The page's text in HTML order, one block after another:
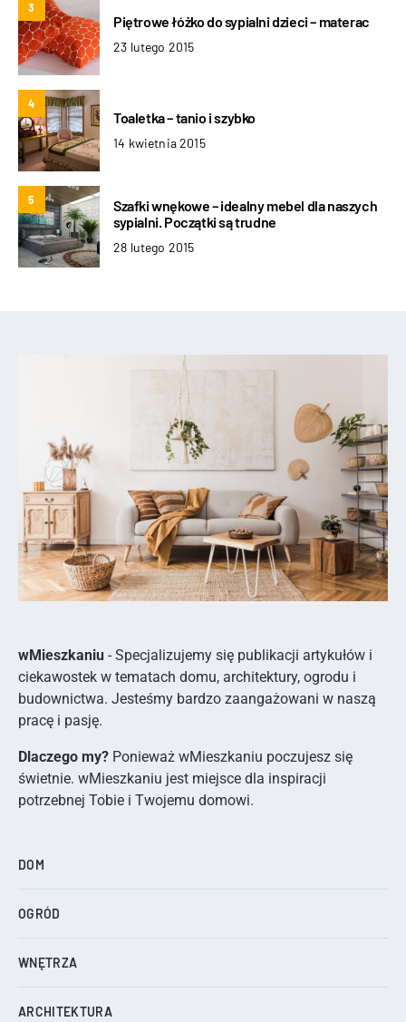
3
Piętrowe łóżko do sypialni dzieci – materac
23 lutego 2015
4
Toaletka – tanio i szybko
14 kwietnia 2015
5
Szafki wnękowe – idealny mebel dla naszych
sypialni. Początki są trudne
28 lutego 2015
wMieszkaniu - Specjalizujemy się publikacji artykułów i
ciekawostek w tematach domu, architektury, ogrodu i
budownictwa. Jesteśmy bardzo zaangażowani w naszą
pracę i pasję.
Dlaczego my? Ponieważ wMieszkaniu poczujesz się
świetnie. wMieszkaniu jest miejsce dla inspiracji
potrzebnej Tobie i Twojemu domowi.
DOM
OGRÓD
WNĘTRZA
ARCHITEKTURA